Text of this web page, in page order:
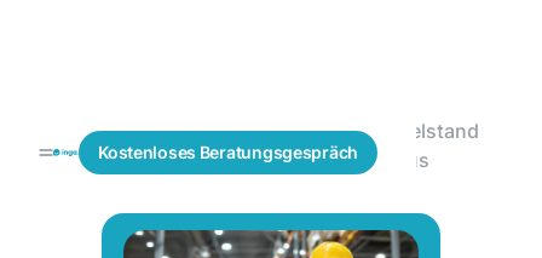
Kostenloses Beratungsgespräch
Blogs Personalbeschaffung
Mittelstand
Fokus